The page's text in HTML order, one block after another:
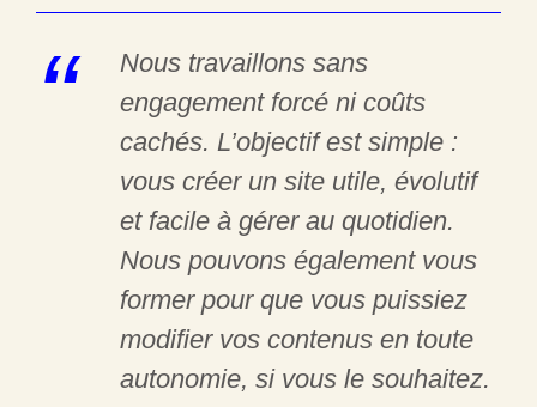
Nous travaillons sans
engagement forcé ni coûts
cachés. L’objectif est simple :
vous créer un site utile, évolutif
et facile à gérer au quotidien.
Nous pouvons également vous
former pour que vous puissiez
modifier vos contenus en toute
autonomie, si vous le souhaitez.